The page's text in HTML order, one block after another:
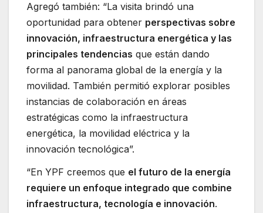
Agregó también: “La visita brindó una
oportunidad para obtener perspectivas sobre
innovación, infraestructura energética y las
principales tendencias que están dando
forma al panorama global de la energía y la
movilidad. También permitió explorar posibles
instancias de colaboración en áreas
estratégicas como la infraestructura
energética, la movilidad eléctrica y la
innovación tecnológica”.
“En YPF creemos que el futuro de la energía
requiere un enfoque integrado que combine
infraestructura, tecnología e innovación.